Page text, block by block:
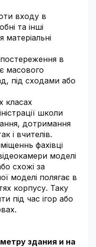
входу в
та інші
матеріальні
в
масового
під сходами або
класах
школи
дотримання
і вчителів.
фахівці
моделі
схожі за
моделі полягає в
корпусу. Таку
під час ігор або
здания и на